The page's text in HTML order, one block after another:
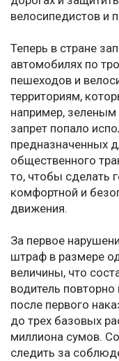
велосипедистов и
Теперь в стране
автомобилях по
пешеходов и
территориям,
например,
запрет попало
предназначенных
общественного
то, чтобы сделать
комфортной и
движения.
За первое
штраф в размере
величины, что
водитель повторно
после первого
до трех базовых
миллиона сумов.
следить за